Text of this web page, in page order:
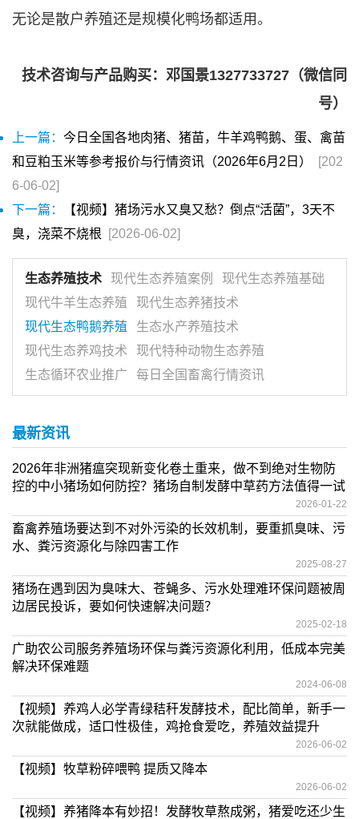
无论是散户养殖还是规模化鸭场都适用。
技术咨询与产品购买：邓国景1327733727（微信同
号）
上一篇： 今日全国各地肉猪、猪苗，牛羊鸡鸭鹅、蛋、禽苗
和豆粕玉米等参考报价与行情资讯（2026年6月2日）
[202
6-06-02]
下一篇：
【视频】猪场污水又臭又愁？倒点“活菌”，3天不
臭，浇菜不烧根
[2026-06-02]
生态养殖技术 现代生态养殖案例
现代生态养殖基础
现代牛羊生态养殖
现代生态养猪技术
现代生态鸭鹅养殖
生态水产养殖技术
现代生态养鸡技术
现代特种动物生态养殖
生态循环农业推广
每日全国畜禽行情资讯
最新资讯
2026年非洲猪瘟突现新变化卷土重来，做不到绝对生物防
控的中小猪场如何防控？猪场自制发酵中草药方法值得一试
2026-01-22
畜禽养殖场要达到不对外污染的长效机制，要重抓臭味、污
水、粪污资源化与除四害工作
2025-08-27
猪场在遇到因为臭味大、苍蝇多、污水处理难环保问题被周
边居民投诉，要如何快速解决问题？
2025-02-18
广助农公司服务养殖场环保与粪污资源化利用，低成本完美
解决环保难题
2024-06-08
【视频】养鸡人必学青绿秸秆发酵技术，配比简单，新手一
次就能做成，适口性极佳，鸡抢食爱吃，养殖效益提升
2026-06-02
【视频】牧草粉碎喂鸭 提质又降本
2026-06-02
【视频】养猪降本有妙招！发酵牧草熬成粥，猪爱吃还少生